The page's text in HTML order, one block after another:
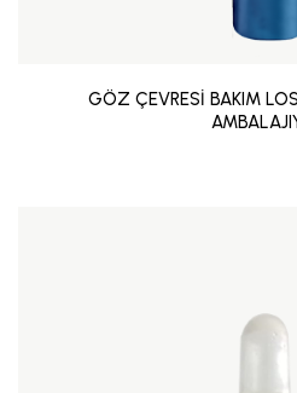
GÖZ ÇEVRESİ BAKIM